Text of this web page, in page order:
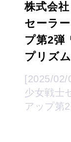
株式会
セーラ
プ第2弾
プリズ
[2025/02/
少女戦士
アップ第2